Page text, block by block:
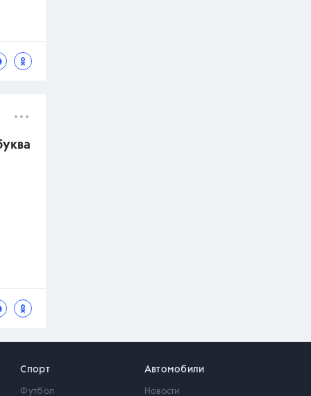
Спорт
Футбол
Автомобили
Новости